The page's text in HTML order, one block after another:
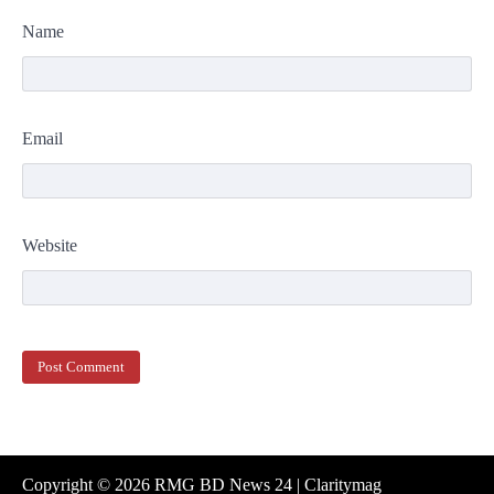
Name
Email
Website
Copyright © 2026 RMG BD News 24 | Claritymag